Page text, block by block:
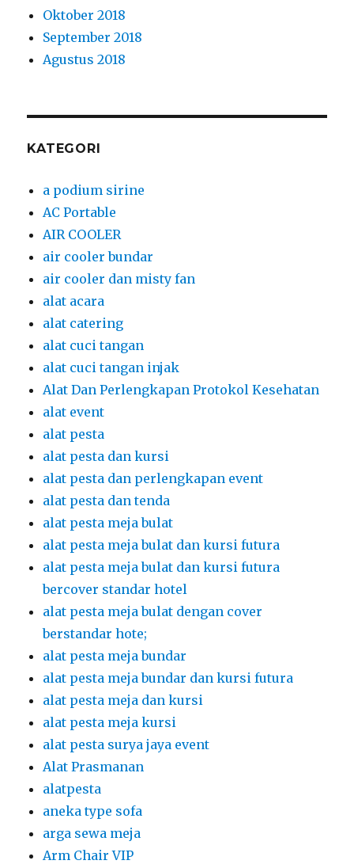
Oktober 2018
September 2018
Agustus 2018
KATEGORI
a podium sirine
AC Portable
AIR COOLER
air cooler bundar
air cooler dan misty fan
alat acara
alat catering
alat cuci tangan
alat cuci tangan injak
Alat Dan Perlengkapan Protokol Kesehatan
alat event
alat pesta
alat pesta dan kursi
alat pesta dan perlengkapan event
alat pesta dan tenda
alat pesta meja bulat
alat pesta meja bulat dan kursi futura
alat pesta meja bulat dan kursi futura
bercover standar hotel
alat pesta meja bulat dengan cover
berstandar hote;
alat pesta meja bundar
alat pesta meja bundar dan kursi futura
alat pesta meja dan kursi
alat pesta meja kursi
alat pesta surya jaya event
Alat Prasmanan
alatpesta
aneka type sofa
arga sewa meja
Arm Chair VIP